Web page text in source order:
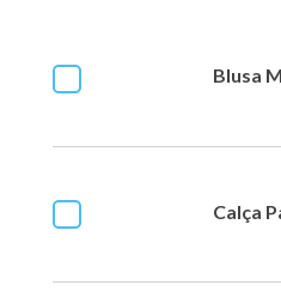
Blusa
Calça